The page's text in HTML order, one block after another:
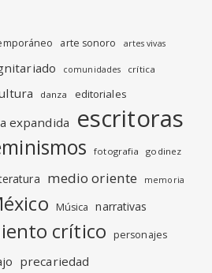
arte sonoro artes vivas
comunidades crítica
danza editoriales
expandida escritoras
fotografia godinez
medio oriente memoria
Música narrativas
crítico personajes
precariedad